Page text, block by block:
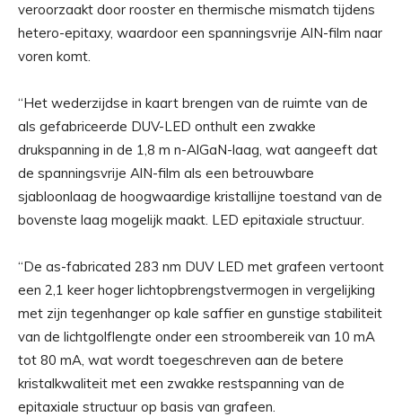
veroorzaakt door rooster en thermische mismatch tijdens
hetero-epitaxy, waardoor een spanningsvrije AlN-film naar
voren komt.
“Het wederzijdse in kaart brengen van de ruimte van de
als gefabriceerde DUV-LED onthult een zwakke
drukspanning in de 1,8 m n-AlGaN-laag, wat aangeeft dat
de spanningsvrije AlN-film als een betrouwbare
sjabloonlaag de hoogwaardige kristallijne toestand van de
bovenste laag mogelijk maakt. LED epitaxiale structuur.
“De as-fabricated 283 nm DUV LED met grafeen vertoont
een 2,1 keer hoger lichtopbrengstvermogen in vergelijking
met zijn tegenhanger op kale saffier en gunstige stabiliteit
van de lichtgolflengte onder een stroombereik van 10 mA
tot 80 mA, wat wordt toegeschreven aan de betere
kristalkwaliteit met een zwakke restspanning van de
epitaxiale structuur op basis van grafeen.